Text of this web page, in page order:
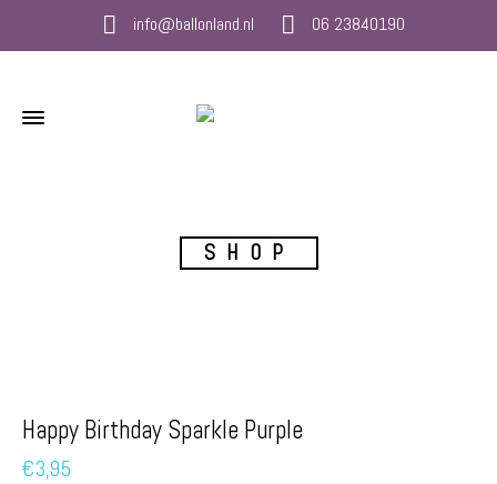
info@ballonland.nl 06 23840190
SHOP
Happy Birthday Sparkle Purple
€3,95